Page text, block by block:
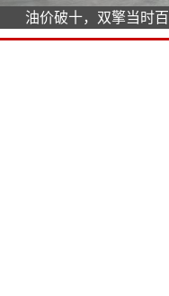
油价破十，双擎当时百